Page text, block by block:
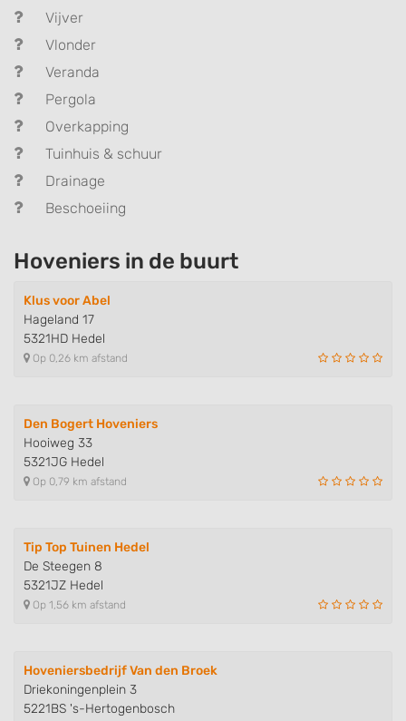
Vijver
Vlonder
Veranda
Pergola
Overkapping
Tuinhuis & schuur
Drainage
Beschoeiing
Hoveniers in de buurt
Klus voor Abel
Hageland 17
5321HD Hedel
Op 0,26 km afstand
Den Bogert Hoveniers
Hooiweg 33
5321JG Hedel
Op 0,79 km afstand
Tip Top Tuinen Hedel
De Steegen 8
5321JZ Hedel
Op 1,56 km afstand
Hoveniersbedrijf Van den Broek
Driekoningenplein 3
5221BS 's-Hertogenbosch